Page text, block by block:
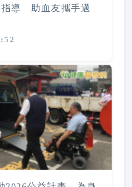
指導 助血友攜手邁